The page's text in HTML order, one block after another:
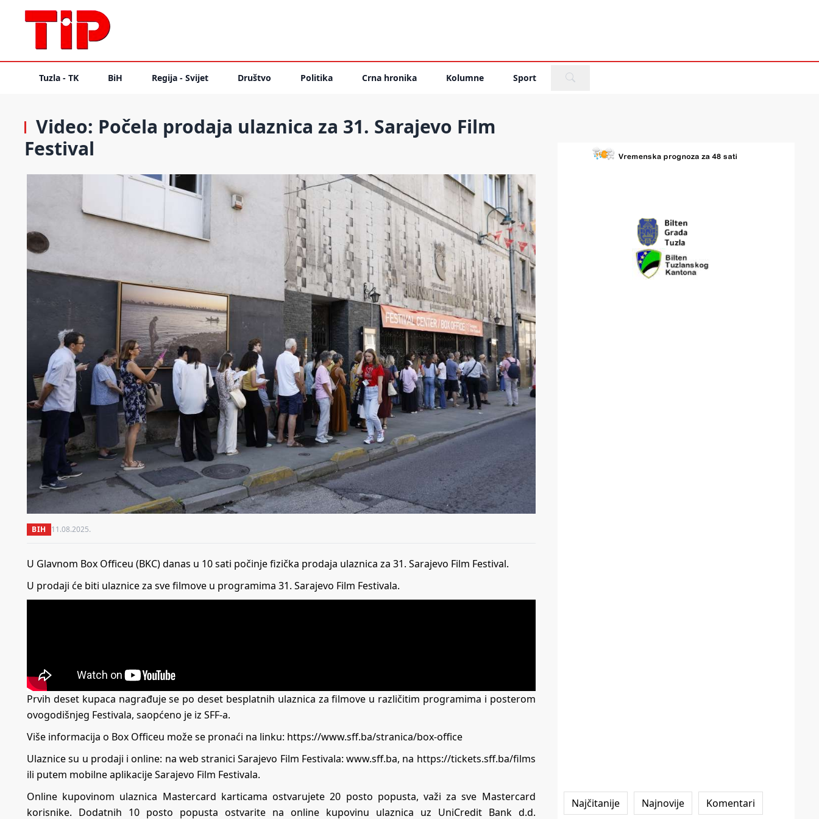
Tuzla - TK BiH Regija - Svijet Društvo Politika Crna hronika Kolumne Sport
Video: Počela prodaja ulaznica za 31. Sarajevo Film
Festival
BIH 11.08.2025.
U Glavnom Box Officeu (BKC) danas u 10 sati počinje fizička prodaja ulaznica za 31. Sarajevo Film Festival.
U prodaji će biti ulaznice za sve filmove u programima 31. Sarajevo Film Festivala.
Prvih deset kupaca nagrađuje se po deset besplatnih ulaznica za filmove u različitim programima i posterom
ovogodišnjeg Festivala, saopćeno je iz SFF-a.
Više informacija o Box Officeu može se pronaći na linku: https://www.sff.ba/stranica/box-office
Ulaznice su u prodaji i online: na web stranici Sarajevo Film Festivala: www.sff.ba, na https://tickets.sff.ba/films
ili putem mobilne aplikacije Sarajevo Film Festivala.
Online kupovinom ulaznica Mastercard karticama ostvarujete 20 posto popusta, važi za sve Mastercard
korisnike. Dodatnih 10 posto popusta ostvarite na online kupovinu ulaznica uz UniCredit Bank d.d.
Najčitanije Najnovije Komentari